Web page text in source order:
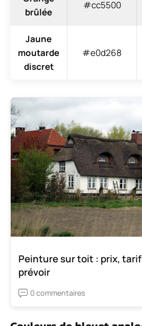
brûlée
#cc5500
Jaune
moutarde
discret
#e0d268
Peinture sur toit : prix,
prévoir
0 commentaires